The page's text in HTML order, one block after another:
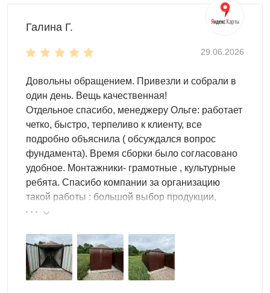
Галина Г.
29.06.2026
Довольны обращением. Привезли и собрали в
один день. Вещь качественная!
Отдельное спасибо, менеджеру Ольге: работает
четко, быстро, терпеливо к клиенту, все
подробно объяснила ( обсуждался вопрос
фундамента). Время сборки было согласовано
удобное. Монтажники- грамотные , культурные
ребята. Спасибо компании за организацию
такой работы : большой выбор продукции,
реальные цены.